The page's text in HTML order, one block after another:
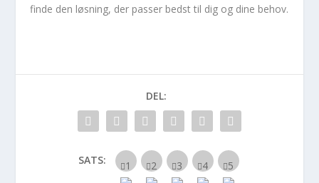
finde den løsning, der passer bedst til dig og dine behov.
DEL:
SATS: